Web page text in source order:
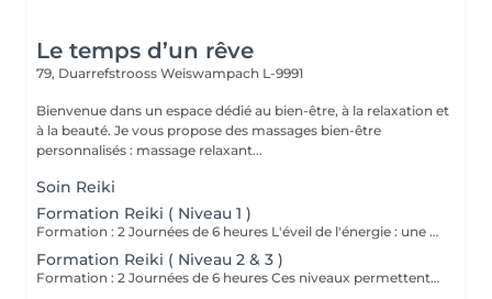
Le temps d’un rêve
79, Duarrefstrooss Weiswampach L-9991
Bienvenue dans un espace dédié au bien-être, à la relaxation et
à la beauté. Je vous propose des massages bien-être
personnalisés : massage relaxant...
Soin Reiki
Formation Reiki ( Niveau 1 )
Formation : 2 Journées de 6 heures L'éveil de l'énergie : une initiation à l'énergie universelle du Reiki Usui. Ce 1er niveau permet d'apprendre à canaliser et transmettre l'énergie par imposition des mains, sur soi et sur autrui. La formation aborde les bases de la méthode traditionnelle de Mikao Usui, la purification énergétique, les auto-traitements et la découverte du centre intérieur. Cours en présentiel, théorique , pratique et initiation. Accessible a tous. Prévoir son pique nique.
Formation Reiki ( Niveau 2 & 3 )
Formation : 2 Journées de 6 heures Ces niveaux permettent d'approfondir la pratique énergétique à travers la découverte des symboles sacrés, le travail à distance et la guérison émotionnelle, tout en ouvrant la voie vers la maîtrise intérieure. Un voyage de transformation et de rayonnement, où l'énergie du Reiki devient une véritable voie de conscience et de paix intérieure. Initiation aux symboles Reiki Usui. Cours en présentiel, pratique et théorique. Attention accès uniquement si vous avez passez le niveau 1. Prévoir pique nique.